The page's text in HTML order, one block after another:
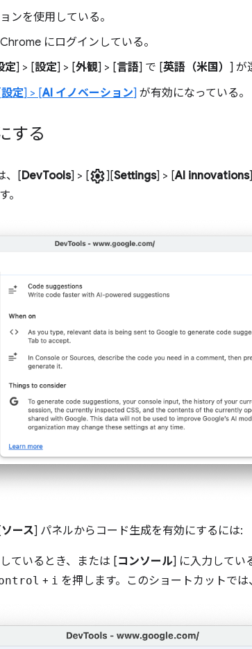
ンを使用している。
にログインしている。
定] > [設定] > [外観] > [言語] で [英語（米国） ] が
[設定] > [AI イノベーション] が有効になっている。
する
、[DevTools] > [settings][Settings] > [AI innovations
。
ソース] パネルからコード生成を有効にするには:
ているとき、または [コンソール] に入力してい
+ i を押します。このショートカットでは